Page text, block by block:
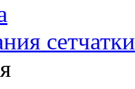
сетчатки